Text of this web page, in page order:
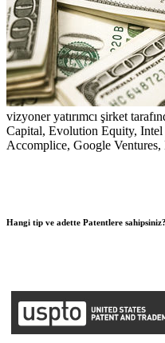
vizyoner yatırımcı şirket
Capital, Evolution Equity,
Accomplice, Google
Hangi tip ve adette Patentlere sahipsiniz?